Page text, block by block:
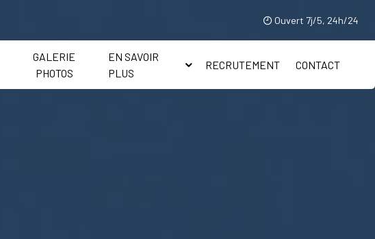
Ouvert 7j/5, 24h/24
GALERIE
PHOTOS
EN SAVOIR
PLUS
RECRUTEMENT CONTACT